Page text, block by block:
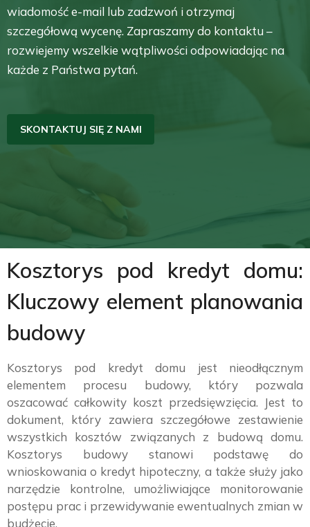
wiadomość e-mail lub zadzwoń i otrzymaj
szczegółową wycenę. Zapraszamy do kontaktu –
rozwiejemy wszelkie wątpliwości odpowiadając na
każde z Państwa pytań.
SKONTAKTUJ SIĘ Z NAMI
Kosztorys pod kredyt domu:
Kluczowy element planowania
budowy
Kosztorys pod kredyt domu jest nieodłącznym
elementem procesu budowy, który pozwala
oszacować całkowity koszt przedsięwzięcia. Jest to
dokument, który zawiera szczegółowe zestawienie
wszystkich kosztów związanych z budową domu.
Kosztorys budowy stanowi podstawę do
wnioskowania o kredyt hipoteczny, a także służy jako
narzędzie kontrolne, umożliwiające monitorowanie
postępu prac i przewidywanie ewentualnych zmian w
budżecie.